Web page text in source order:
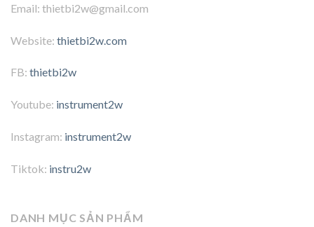
Email: thietbi2w@gmail.com
Website: thietbi2w.com
FB: thietbi2w
Youtube: instrument2w
Instagram: instrument2w
Tiktok: instru2w
DANH MỤC SẢN PHẨM